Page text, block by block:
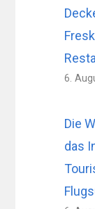
6.
Die
das